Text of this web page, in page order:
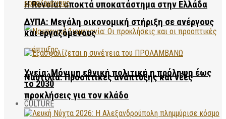
Η Revolut αποκτά υποκατάστημα στην Ελλάδα
Ναυτιλία: Προοπτικές ανάπτυξης και νέες
προκλήσεις για τον κλάδο
ΔΥΠΑ: Μεγάλη οικονομική στήριξη σε ανέργους
και εργαζόμενους
Υγεία: Μόνιμη εθνική πολιτική η πρόληψη έως
το 2030
CULTURE